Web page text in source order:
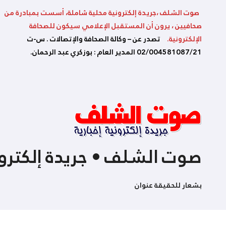
صوت الشلف ،جريدة إلكترونية محلية شاملة، أسست بمبادرة من
صحافيين ، يرون أن المستقبل الإعلامي سيكون للصحافة
الإلكترونية. تصدر عن – وكالة الصحافة والإتصالات . س-ت
02/004581087/21 المدير العام : بوزكري عبد الرحمان.
صوت الشلف • جريدة
بشعار للحقيقة عنوان